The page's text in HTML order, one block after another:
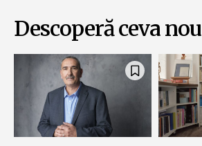
Descoperă ceva nou